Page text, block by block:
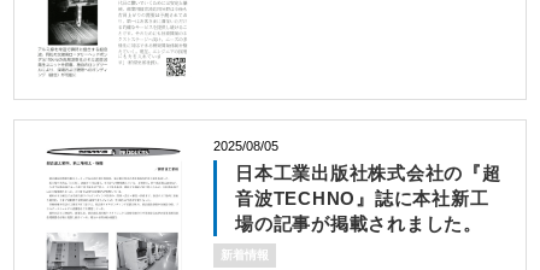
2025/08/05
日本工業出版社株式会社の『超
音波TECHNO』誌に本社新工
場の記事が掲載されました。
新着情報